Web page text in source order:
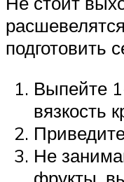
подготовить
Выпейте
вязкость
Не
фрукты,